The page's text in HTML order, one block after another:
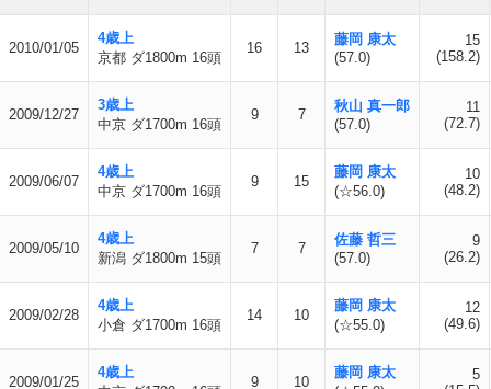
2010/01/05
4歳上
京都 ダ1800m 16頭
16 13
藤岡 康太
(57.0)
15
(158.2)
2009/12/27
3歳上
中京 ダ1700m 16頭
9 7
秋山 真一郎
(57.0)
11
(72.7)
2009/06/07
4歳上
中京 ダ1700m 16頭
9 15
藤岡 康太
(☆56.0)
10
(48.2)
2009/05/10
4歳上
新潟 ダ1800m 15頭
7 7
佐藤 哲三
(57.0)
9
(26.2)
2009/02/28
4歳上
小倉 ダ1700m 16頭
14 10
藤岡 康太
(☆55.0)
12
(49.6)
2009/01/25
4歳上
9 10
藤岡 康太
5